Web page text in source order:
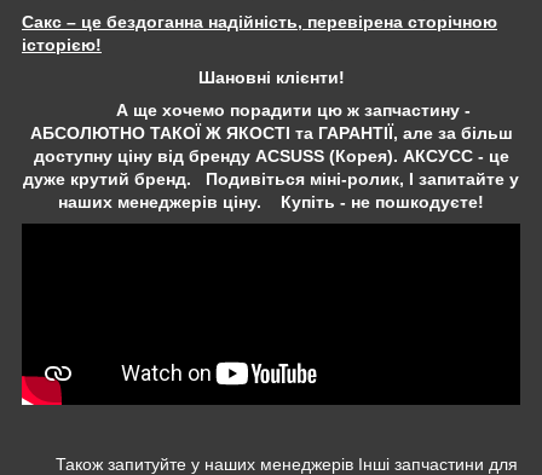
Сакс – це бездоганна надійність, перевірена сторічною
історією!
Шановні клієнти!
А ще хочемо порадити цю ж запчастину -
АБСОЛЮТНО ТАКОЇ Ж ЯКОСТІ та ГАРАНТІЇ, але за більш
доступну ціну від бренду ACSUSS (Корея). АКСУСС - це
дуже крутий бренд. Подивіться міні-ролик, І запитайте у
наших менеджерів ціну. Купіть - не пошкодуєте!
Також запитуйте у наших менеджерів Інші запчастини для